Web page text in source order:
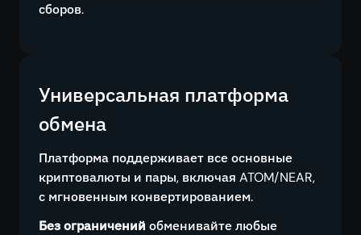
сборов.
Универсальная платформа
обмена
Платформа поддерживает все основные
криптовалюты и пары, включая ATOM/NEAR,
с мгновенным конвертированием.
Без ограничений обменивайте любые